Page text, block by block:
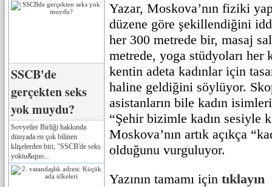
SSCB'de
gerçekten seks
yok muydu?
Sovyetler Birliği hakkında
dünyada en çok bilinen
klişelerden biri, "SSCB'de seks
yoktu&quo...
Yazar, Moskova’nın fiziki
düzene göre şekillendiğini
her 300 metrede bir, masaj
metrede, yoga stüdyoları her
kentin adeta kadınlar için
haline geldiğini söylüyor.
asistanların bile kadın
“Şehir bizimle kadın sesiyle
Moskova’nın artık açıkça
olduğunu vurguluyor.
Yazının tamamı için tıklayın